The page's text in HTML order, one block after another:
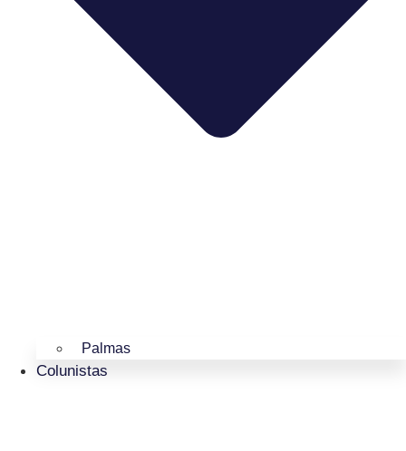
Palmas
Colunistas